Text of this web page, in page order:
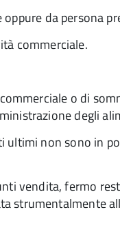
oppure dapersona
commerciale.
o di
degli
non sono in
vendita, fermo
strumentalmente